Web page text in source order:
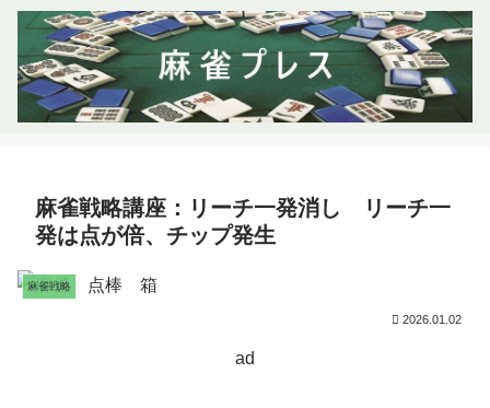
麻雀戦略講座：リーチ一発消し リーチ一
発は点が倍、チップ発生
麻雀戦略
2026.01.02
ad